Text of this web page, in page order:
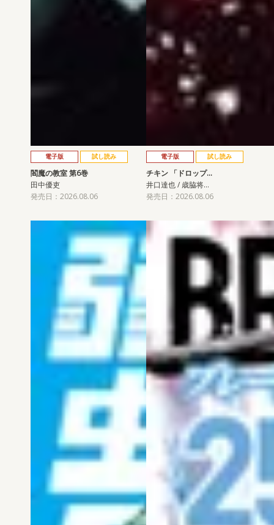
電子版 試し読み
閻魔の教室 第6巻
田中優吏
発売日：2026.08.06
電子版 試し読み
チキン 「ドロップ…
井口達也 / 歳脇将…
発売日：2026.08.06